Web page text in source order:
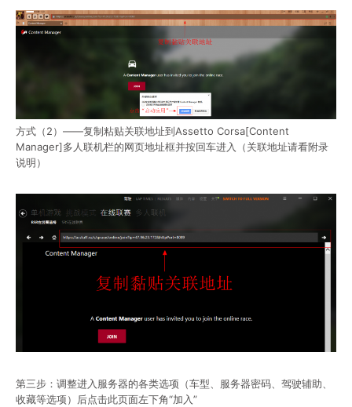
方式（2）——复制粘贴关联地址到Assetto Corsa[Content
Manager]多人联机栏的网页地址框并按回车进入（关联地址请看附录
说明）
第三步：调整进入服务器的各类选项（车型、服务器密码、驾驶辅助、
收藏等选项）后点击此页面左下角“加入”